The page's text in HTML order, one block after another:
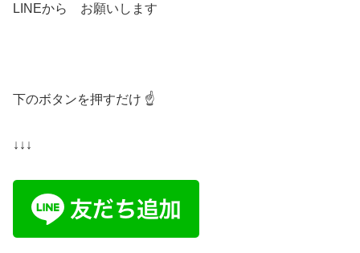
LINEから お願いします
下のボタンを押すだけ ☝️
↓↓↓